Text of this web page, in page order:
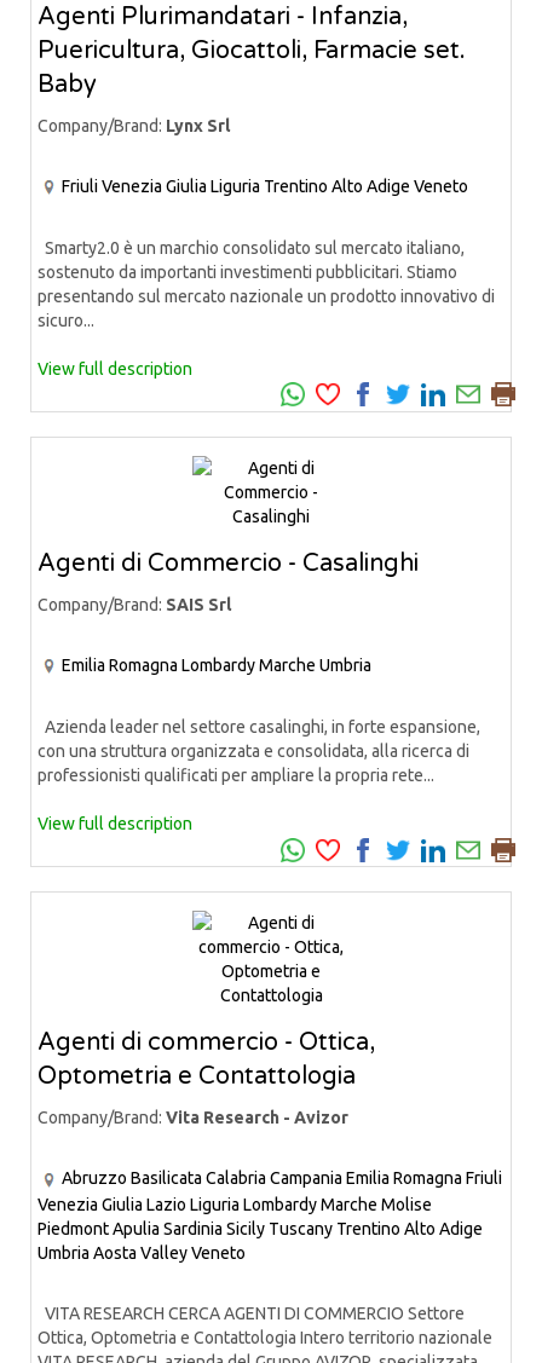
Agenti Plurimandatari - Infanzia,
Puericultura, Giocattoli, Farmacie set.
Baby
Company/Brand: Lynx Srl
Friuli Venezia Giulia Liguria Trentino Alto Adige Veneto
Smarty2.0 è un marchio consolidato sul mercato italiano,
sostenuto da importanti investimenti pubblicitari. Stiamo
presentando sul mercato nazionale un prodotto innovativo di
sicuro...
View full description
Agenti di Commercio - Casalinghi
Company/Brand: SAIS Srl
Emilia Romagna LombardyMarche Umbria
Azienda leader nel settore casalinghi, in forte espansione,
con una struttura organizzata e consolidata, alla ricerca di
professionisti qualificati per ampliare la propria rete...
View full description
Agenti di commercio - Ottica,
Optometria e Contattologia
Company/Brand: Vita Research - Avizor
Abruzzo Basilicata Calabria Campania Emilia Romagna Friuli
Venezia Giulia Lazio Liguria LombardyMarche Molise
PiedmontApulia Sardinia Sicily Tuscany Trentino Alto Adige
Umbria Aosta ValleyVeneto
VITA RESEARCH CERCA AGENTI DI COMMERCIO Settore
Ottica, Optometria e Contattologia Intero territorio nazionale